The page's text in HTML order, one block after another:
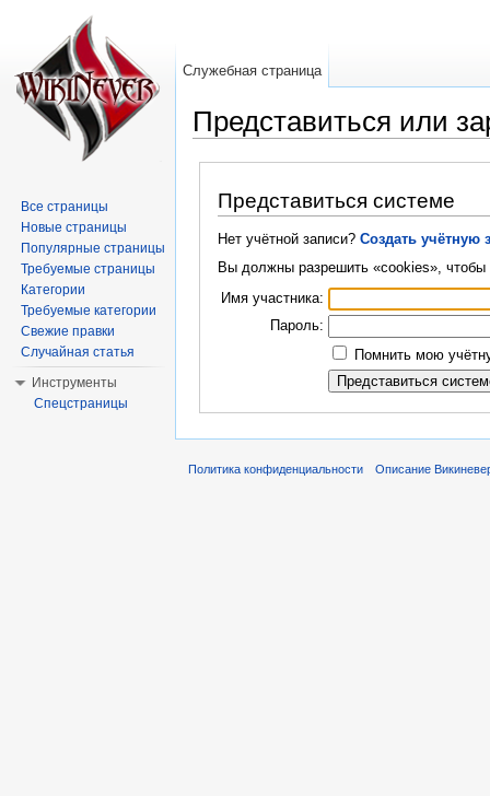
Представиться или
Представиться системе
Нет учётной записи? Создать учётную
Вы должны разрешить «cookies», чтобы
Имя участника:
Пароль:
Помнить мою
Служебная страница
Все страницы
Новые страницы
Популярные страницы
Требуемые страницы
Категории
Требуемые категории
Свежие правки
Случайная статья
Инструменты
Спецстраницы
Политика конфиденциальности Описание